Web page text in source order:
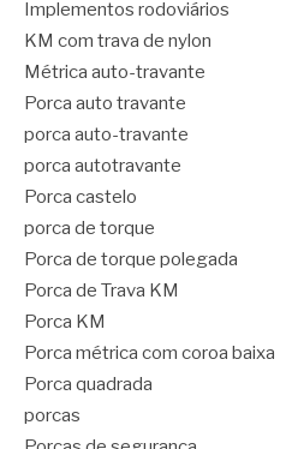
Implementos rodoviários
KM com trava de nylon
Métrica auto-travante
Porca auto travante
porca auto-travante
porca autotravante
Porca castelo
porca de torque
Porca de torque polegada
Porca de Trava KM
Porca KM
Porca métrica com coroa baixa
Porca quadrada
porcas